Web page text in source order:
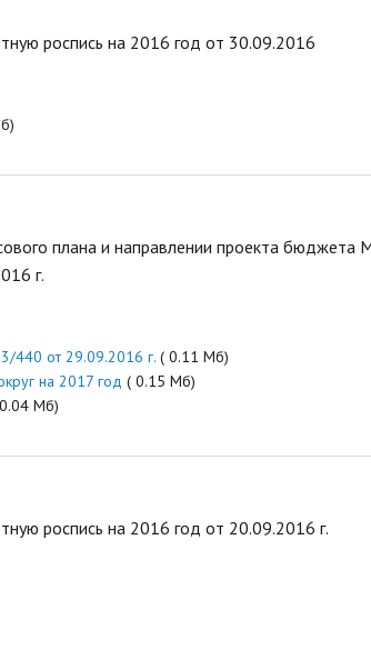
роспись на 2016 год от 30.09.2016
плана и направлении проекта
г.
440 от 29.09.2016 г. ( 0.11 Мб)
на 2017 год ( 0.15 Мб)
Мб)
роспись на 2016 год от 20.09.2016 г.